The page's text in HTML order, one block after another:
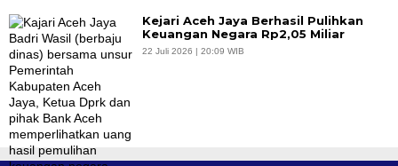
Kejari Aceh Jaya Berhasil Pulihkan
Keuangan Negara Rp2,05 Miliar
22 Juli 2026 | 20:09 WIB